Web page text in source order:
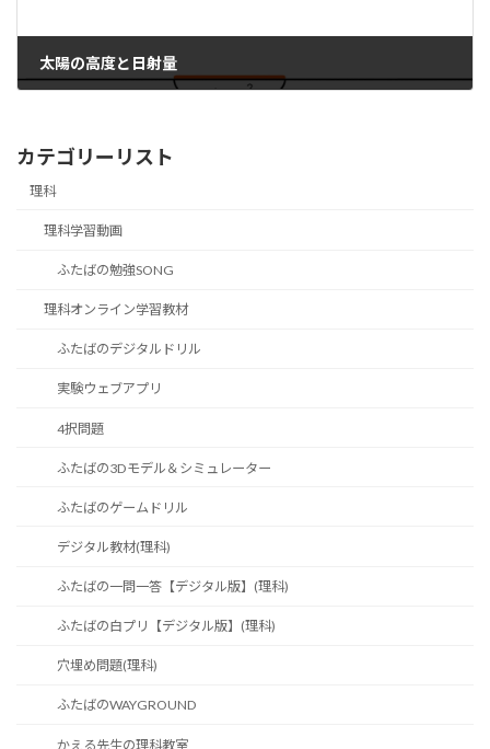
太陽の高度と日射量
カテゴリーリスト
理科
理科学習動画
ふたばの勉強SONG
理科オンライン学習教材
ふたばのデジタルドリル
実験ウェブアプリ
4択問題
ふたばの3Dモデル＆シミュレーター
ふたばのゲームドリル
デジタル教材(理科)
ふたばの一問一答【デジタル版】(理科)
ふたばの白プリ【デジタル版】(理科)
穴埋め問題(理科)
ふたばのWAYGROUND
かえる先生の理科教室